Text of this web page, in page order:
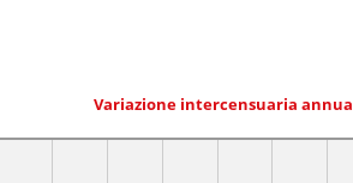
Variazione intercensuaria annua